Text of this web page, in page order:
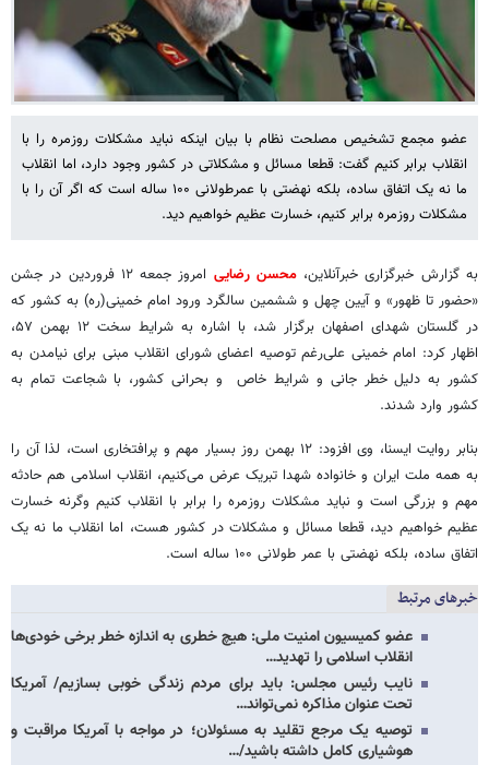
عضو مجمع تشخیص مصلحت نظام با بیان اینکه نباید مشکلات روزمره را با
انقلاب برابر کنیم گفت: قطعا مسائل و مشکلاتی در کشور وجود دارد، اما انقلاب
ما نه یک اتفاق ساده، بلکه نهضتی با عمرطولانی ۱۰۰ ساله است که اگر آن را با
مشکلات روزمره برابر کنیم، خسارت عظیم خواهیم دید.
به گزارش خبرگزاری خبرآنلاین،محسن رضایی
امروز جمعه ۱۲ فروردین در جشن
«حضور تا ظهور» و آیین چهل و ششمین سالگرد ورود امام خمینی(ره) به کشور که
در گلستان شهدای اصفهان برگزار شد، با اشاره به شرایط سخت ۱۲ بهمن ۵۷،
اظهار کرد: امام خمینی علی‌رغم توصیه اعضای شورای انقلاب مبنی برای نیامدن به
کشور به دلیل خطر جانی و شرایط خاص و بحرانی کشور، با شجاعت تمام به
کشور وارد شدند.
بنابر روایت ایسنا، وی افزود: ۱۲ بهمن روز بسیار مهم و پرافتخاری است، لذا آن را
به همه ملت ایران و خانواده شهدا تبریک عرض می‌کنیم، انقلاب اسلامی هم حادثه
مهم و بزرگی است و نباید مشکلات روزمره را برابر با انقلاب کنیم وگرنه خسارت
عظیم خواهیم دید، قطعا مسائل و مشکلات در کشور هست، اما انقلاب ما نه یک
اتفاق ساده، بلکه نهضتی با عمر طولانی ۱۰۰ ساله است.
خبرهای مرتبط
عضو کمیسیون امنیت ملی: هیچ خطری به اندازه خطر برخی خودی‌ها
انقلاب اسلامی را تهدید…
نایب رئیس مجلس: باید برای مردم زندگی خوبی بسازیم/ آمریکا
تحت عنوان مذاکره نمی‌تواند…
توصیه یک مرجع تقلید به مسئولان؛ در مواجه با آمریکا مراقبت و
هوشیاری کامل داشته باشید/…